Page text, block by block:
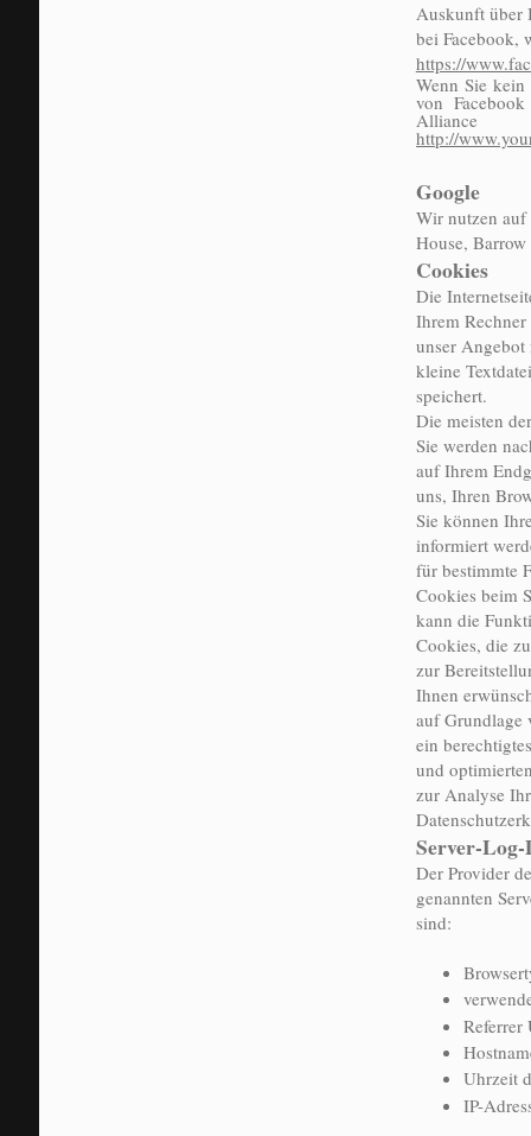
Auskunft über
bei Facebook,
https://
Wenn Sie kein
von
http://
Google
Wir nutzen auf
House,
Cookies
Die
Ihrem
unser
kleine
speichert.
Die meisten
Sie werden
auf Ihrem
uns, Ihren
Sie können
informiert
für bestimmte
Cookies beim
kann die
Cookies, die
zur
Ihnen
auf Grundlage
ein
und
zur Analyse
Server-Log-
Der Provider
genannten
sind:
Referrer
Uhrzeit
IP-